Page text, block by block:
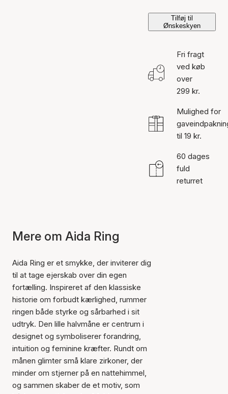
Tilføj til
Ønskeskyen
Fri fragt
ved køb
over
299 kr.
Mulighed for
til 19 kr.
60 dages
fuld
returret
Mere om Aida Ring
Aida Ring er et smykke, der inviterer dig
til at tage ejerskab over din egen
fortælling. Inspireret af den klassiske
historie om forbudt kærlighed, rummer
ringen både styrke og sårbarhed i sit
udtryk. Den lille halvmåne er centrum i
designet og symboliserer forandring,
intuition og feminine kræfter. Rundt om
månen glimter små klare zirkoner, der
minder om stjerner på en nattehimmel,
og sammen skaber de et motiv, som